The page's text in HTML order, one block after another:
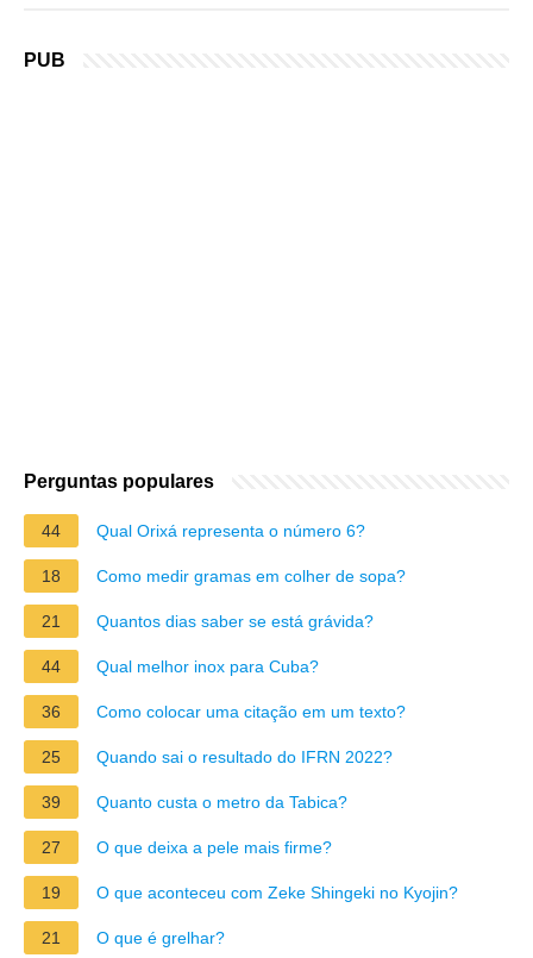
PUB
Perguntas populares
44 Qual Orixá representa o número 6?
18 Como medir gramas em colher de sopa?
21 Quantos dias saber se está grávida?
44 Qual melhor inox para Cuba?
36 Como colocar uma citação em um texto?
25 Quando sai o resultado do IFRN 2022?
39 Quanto custa o metro da Tabica?
27 O que deixa a pele mais firme?
19 O que aconteceu com Zeke Shingeki no Kyojin?
21 O que é grelhar?